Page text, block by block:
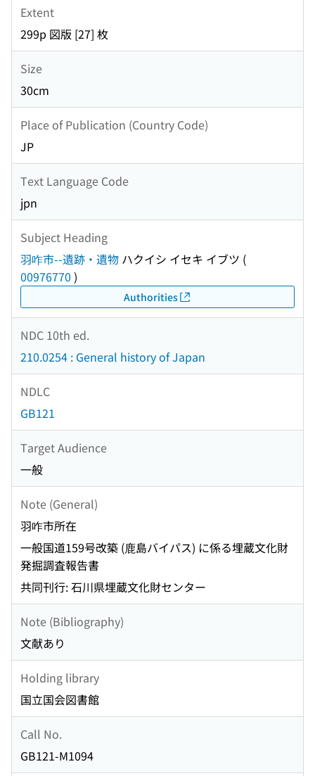
Extent
299p 図版 [27] 枚
Size
30cm
Place of Publication (Country Code)
JP
Text Language Code
jpn
Subject Heading
羽咋市--遺跡・遺物 ハクイシ イセキ イブツ (
00976770 )
Authorities
NDC 10th ed.
210.0254 : General history of Japan
NDLC
GB121
Target Audience
一般
Note (General)
羽咋市所在
一般国道159号改築 (鹿島バイパス) に係る埋蔵文化財
発掘調査報告書
共同刊行: 石川県埋蔵文化財センター
Note (Bibliography)
文献あり
Holding library
国立国会図書館
Call No.
GB121-M1094